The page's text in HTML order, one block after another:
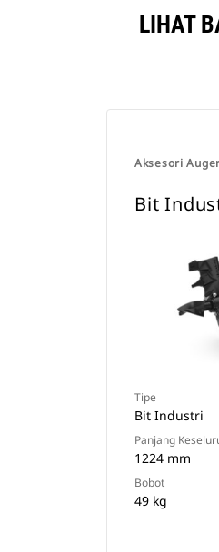
LIHAT
Aksesori
Bit
Tipe
Bit Industri
Panjang
1224 mm
Bobot
49 kg